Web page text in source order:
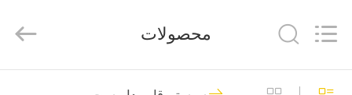
خانه
Formwork
System
All
Reserved.
محصولات